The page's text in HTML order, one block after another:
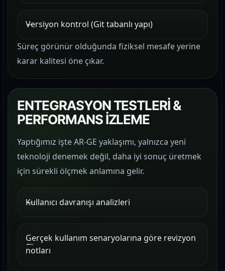
Versiyon kontrol (Git tabanlı yapı)
Süreç görünür olduğunda fiziksel mesafe yerine
karar kalitesi öne çıkar.
ENTEGRASYON TESTLERİ &
PERFORMANS İZLEME
Yaptığımız işte AR-GE yaklaşımı, yalnızca yeni
teknoloji denemek değil, daha iyi sonuç üretmek
için sürekli ölçmek anlamına gelir.
Kullanıcı davranışı analizleri
Gerçek kullanım senaryolarına göre revizyon
notları